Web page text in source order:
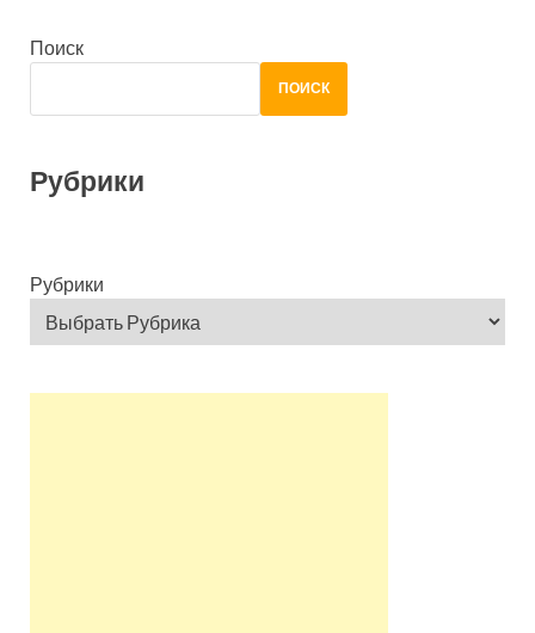
Поиск
ПОИСК
Рубрики
Рубрики